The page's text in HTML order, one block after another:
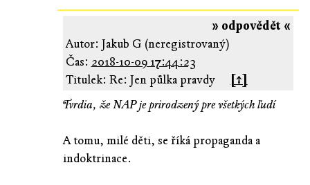
» odpovědět «
Autor: Jakub G (neregistrovaný)
Čas: 2018-10-09 17:44:23
Titulek: Re: Jen půlka pravdy
[↑]
Tvrdia, že NAP je prirodzený pre všetkých ľudí
A tomu, milé děti, se říká propaganda a
indoktrinace.